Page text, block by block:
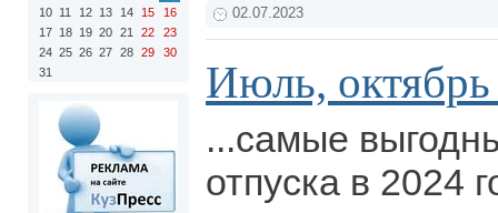
10 11 12 13 14 15
16
17 18 19 20 21 22
23
24 25 26 27 28 29
30
31
02.07.2023
Июль, октябрь
...самые
отпуска в 2024